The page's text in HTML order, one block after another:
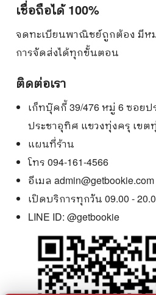
เชื่อถือได้ 100%
จดทะเบียนพาณิชย์ถูกต้อง มีห
การจัดส่งได้ทุกขั้นตอน
ติดต่อเรา
เก็ทบุ๊คกี้ 39/476 หมู่ 6 ซอย
ประชาอุทิศ แขวงทุ่งครุ เขต
แผนที่ร้าน
โทร 094-161-4566
อีเมล admin@getbookie.com
เปิดบริการทุกวัน 09.00 -
LINE ID: @getbookie